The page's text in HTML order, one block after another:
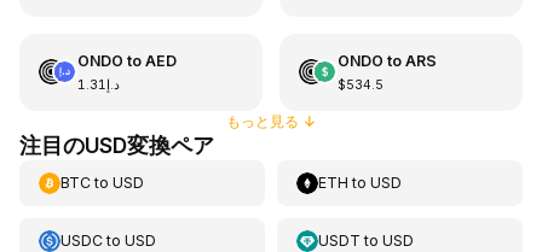
ONDO to AED
د.إ1.31
ONDO to ARS
$534.5
もっと見る ↓
注目のUSD変換ペア
BTCto USD ETH toUSD
USDCto USD USDT toUSD